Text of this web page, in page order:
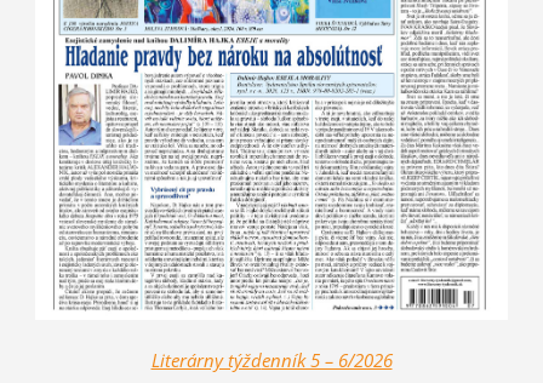
Literárny týždenník 5 – 6/2026